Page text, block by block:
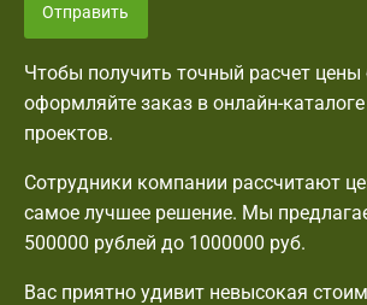
Отправить
Чтобы получить точный расчет цены
оформляйте заказ в онлайн-
проектов.
Сотрудники компании рассчитают
самое лучшее решение. Мы
500000 рублей до 1000000 руб.
Вас приятно удивит невысокая